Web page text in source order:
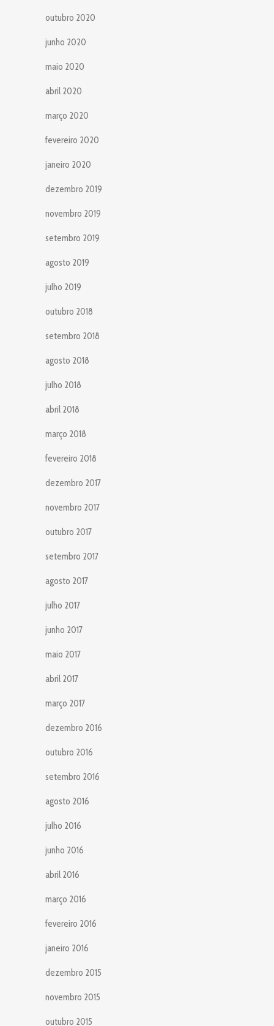
outubro 2020
junho 2020
maio 2020
abril 2020
março 2020
fevereiro 2020
janeiro 2020
dezembro 2019
novembro 2019
setembro 2019
agosto 2019
julho 2019
outubro 2018
setembro 2018
agosto 2018
julho 2018
abril 2018
março 2018
fevereiro 2018
dezembro 2017
novembro 2017
outubro 2017
setembro 2017
agosto 2017
julho 2017
junho 2017
maio 2017
abril 2017
março 2017
dezembro 2016
outubro 2016
setembro 2016
agosto 2016
julho 2016
junho 2016
abril 2016
março 2016
fevereiro 2016
janeiro 2016
dezembro 2015
novembro 2015
outubro 2015